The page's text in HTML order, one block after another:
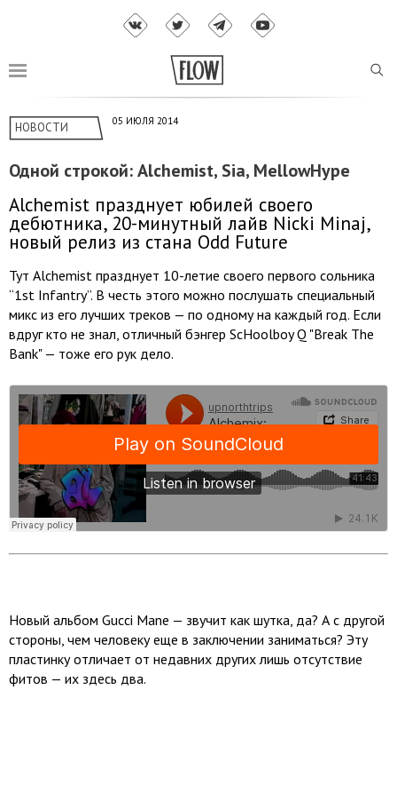
НОВОСТИ 05 ИЮЛЯ 2014
Одной строкой: Alchemist, Sia, MellowHype
Alchemist празднует юбилей своего
дебютника, 20-минутный лайв Nicki Minaj,
новый релиз из стана Odd Future
Тут Alchemist празднует 10-летие своего первого сольника
“1st Infantry”. В честь этого можно послушать специальный
микс из его лучших треков — по одному на каждый год. Если
вдруг кто не знал, отличный бэнгер ScHoolboy Q "Break The
Bank" — тоже его рук дело.
Новый альбом Gucci Mane — звучит как шутка, да? А с другой
стороны, чем человеку еще в заключении заниматься? Эту
пластинку отличает от недавних других лишь отсутствие
фитов — их здесь два.